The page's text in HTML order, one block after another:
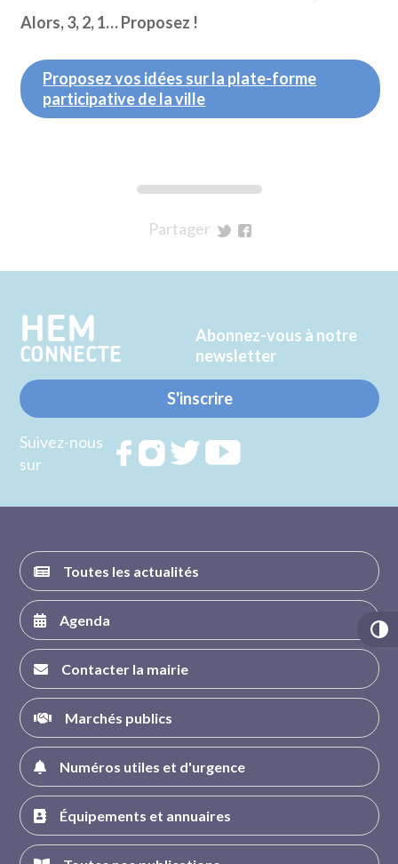
Alors, 3, 2, 1… Proposez !
Proposez vos idées sur la plate-forme
participative de la ville
Partager
Twitter
Facebook
HEM
CONNECTE
Abonnez-vous à notre
newsletter
S'inscrire
Suivez-nous
sur
RejoignezRejoignezRejoignez
Toutes les actualités
Agenda
Contacter la mairie
Marchés publics
Numéros utiles et d'urgence
Équipements et annuaires